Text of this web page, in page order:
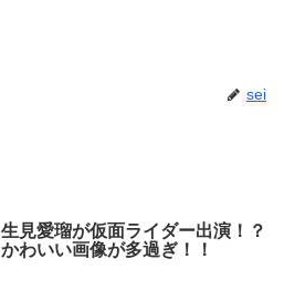
sei
生見愛瑠が仮面ライダー出演！？
かわいい画像が多過ぎ！！